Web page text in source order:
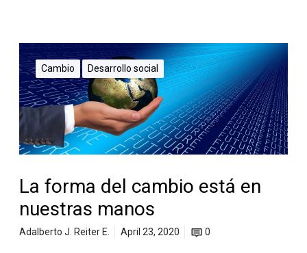
Cambio Desarrollo social
La forma del cambio está en
nuestras manos
Adalberto J. Reiter E. April 23, 2020 0